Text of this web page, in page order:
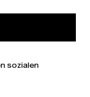
sozialen